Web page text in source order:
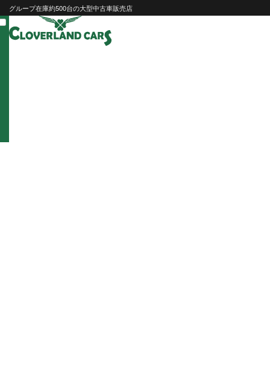
Skip
to
content
グループ在庫約500台の大型中古車販売店